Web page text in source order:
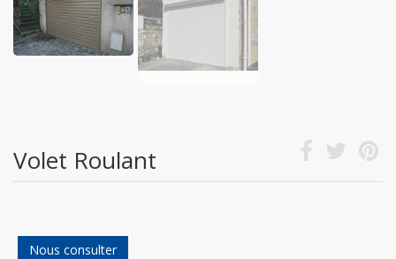
Volet Roulant
Nous consulter